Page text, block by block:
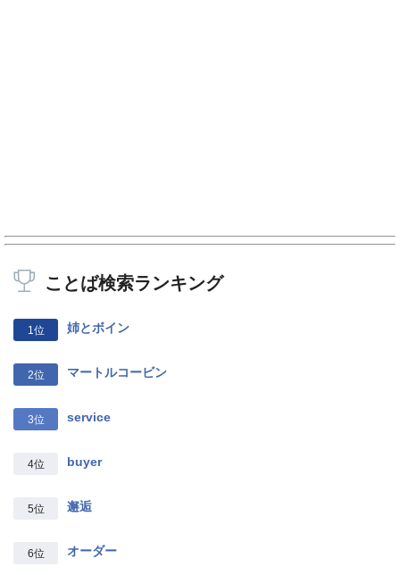
ことば検索ランキング
1位 姉とボイン
2位 マートルコービン
3位 service
4位 buyer
5位 邂逅
6位 オーダー